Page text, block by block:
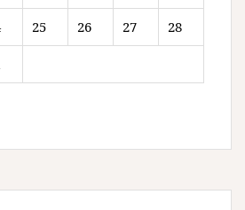
25 26 27 28